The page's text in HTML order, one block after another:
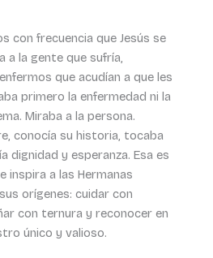
con frecuencia que Jesús se
a la gente que sufría,
que acudían a que les
primero la enfermedad ni la
Miraba a la persona.
conocía su historia, tocaba
dignidad y esperanza. Esa es
inspira a las Hermanas
orígenes: cuidar con
con ternura y reconocer en
único y valioso.